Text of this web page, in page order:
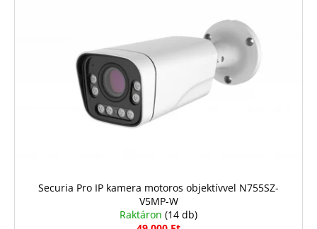
Securia Pro IP kamera motoros objektívvel N755SZ-
V5MP-W
Raktáron (14 db)